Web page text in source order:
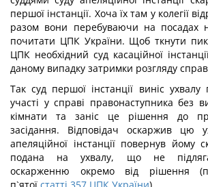
першої інстанції. Хоча їх там у колегії
разом вони перебуваючи на посадах
почитати ЦПК України. Щоб ткнути
ЦПК необхідний суд касаційної
даному випадку затримки розгляду
Так суд першої інстанції виніс
участі у справі правонаступника без
кімнати та заніс це рішення до
засідання. Відповідач оскаржив цю
апеляційної інстанції повернув йому
подана на ухвалу, що не
оскарженню окремо від рішення